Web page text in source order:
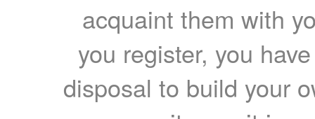
acquaint them with
you register, you
disposal to build your